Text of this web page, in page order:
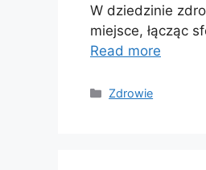
W dziedzinie
miejsce, łącząc
Read more
Categories
Zdrowie